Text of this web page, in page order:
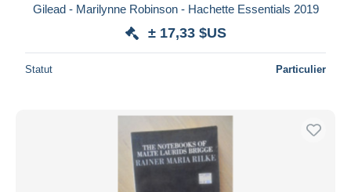
Gilead - Marilynne Robinson - Hachette Essentials 2019
± 17,33 $US
Statut Particulier